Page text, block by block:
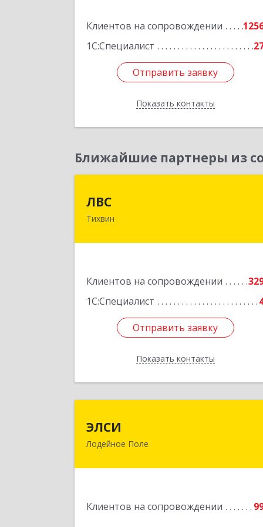
Клиентов на сопровождении
1С:Специалист
Отправить заявку
Показать контакты
Отправить заявку
Назад
Ближайшие партнеры из
ЛВС
Тихвин
Клиентов на сопровождении
1С:Специалист
Отправить заявку
Показать контакты
Отправить заявку
Назад
ЭЛСИ
Лодейное Поле
Клиентов на сопровождении
187700, Ленинградская обл, Лодейное